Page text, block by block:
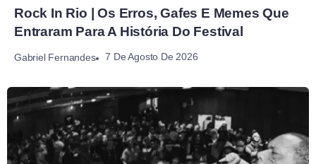
Rock In Rio | Os Erros, Gafes E Memes Que
Entraram Para A História Do Festival
Gabriel Fernandes 7 De Agosto De 2026